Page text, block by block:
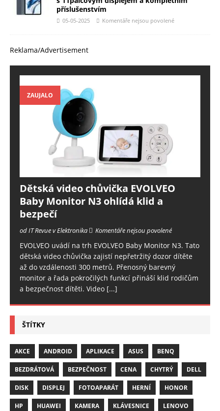
příslušenstvím
05-05-2025 Komentáře nejsou povolené
Reklama/Advertisement
ZAUJALO
Dětská video chůvička EVOLVEO
Baby Monitor N3 ohlídá klid a
bezpečí
od IT Revue v Elektronika Komentáře nejsou povolené
EVOLVEO uvádí na trh EVOLVEO Baby Monitor N3. Tato
dětská video chůvička zajistí nepřetržitý dozor dítěte
až do vzdálenosti 300 metrů. Přenosný barevný
monitor a řada pokročilých funkcí přináší klid rodičům
a bezpečnost dítěti. Video [...]
ŠTÍTKY
AKCE ANDROID APLIKACE ASUS BENQ
BEZDRÁTOVÁ BEZPEČNOST CENA CHYTRÝ DELL
DISK DISPLEJ FOTOAPARÁT HERNÍ HONOR
HP HUAWEI KAMERA KLÁVESNICE LENOVO